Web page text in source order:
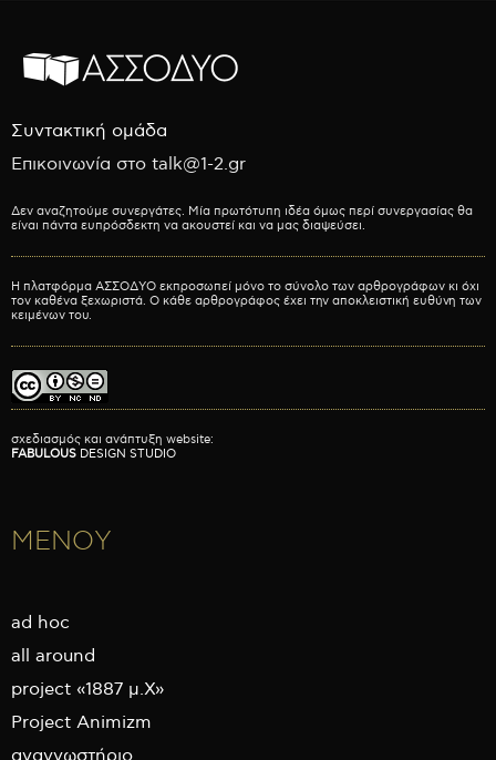
Συντακτική ομάδα
Επικοινωνία στο talk@1-2.gr
Δεν αναζητούμε συνεργάτες. Μία πρωτότυπη ιδέα όμως περί συνεργασίας θα
είναι πάντα ευπρόσδεκτη να ακουστεί και να μας διαψεύσει.
Η πλατφόρμα ΑΣΣΟΔΥΟ εκπροσωπεί μόνο το σύνολο των αρθρογράφων κι όχι
τον καθένα ξεχωριστά. Ο κάθε αρθρογράφος έχει την αποκλειστική ευθύνη των
κειμένων του.
σχεδιασμός και ανάπτυξη website:
FABULOUS DESIGN STUDIO
ΜΕΝΟΥ
ad hoc
all around
project «1887 μ.Χ»
Project Animizm